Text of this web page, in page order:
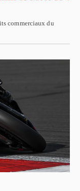
commerciaux du